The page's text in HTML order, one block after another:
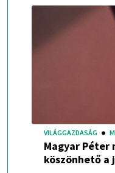
VILÁGGAZDASÁG
Magyar
köszönhető a